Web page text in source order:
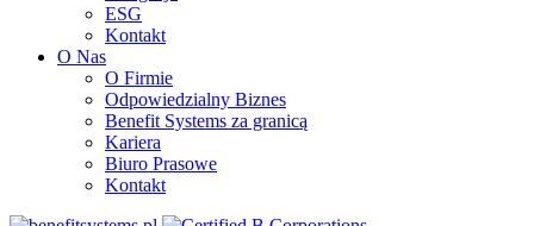
ESG
Kontakt
O Nas
O Firmie
Odpowiedzialny Biznes
Benefit Systems za granicą
Kariera
Biuro Prasowe
Kontakt